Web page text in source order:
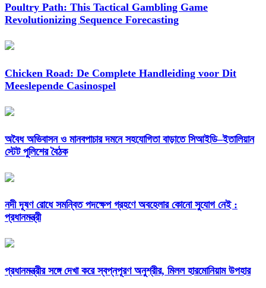
Poultry Path: This Tactical Gambling Game
Revolutionizing Sequence Forecasting
Chicken Road: De Complete Handleiding voor Dit
Meeslepende Casinospel
অবৈধ অভিবাসন ও মানবপাচার দমনে সহযোগিতা বাড়াতে সিআইডি–ইতালিয়ান
স্টেট পুলিশের বৈঠক
নদী দূষণ রোধে সমন্বিত পদক্ষেপ গ্রহণে অবহেলার কোনো সুযোগ নেই :
প্রধানমন্ত্রী
প্রধানমন্ত্রীর সঙ্গে দেখা করে স্বপ্নপূরণ অনুশ্রীর, মিলল হারমোনিয়াম উপহার